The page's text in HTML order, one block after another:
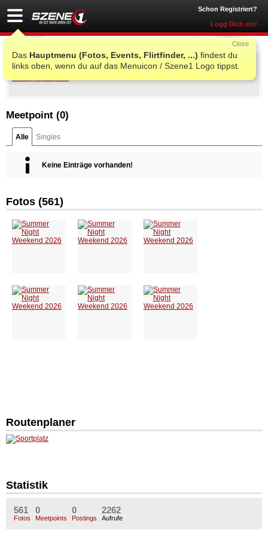
Schon Registriert?
Logg Dich ein!
Das Hauptmenu (Fotos, Events, Flirtfinder, ...) findest du
links oben, wenn du auf das Menuicon / Szene1 Logo tippst.
Close
Summer Night Weekend 2026
Meetpoint (0)
Alle Singles
Keine Einträge vorhanden!
Fotos (561)
Routenplaner
Statistik
561
Fotos
0
Meetpoints
0
Postings
2262
Aufrufe